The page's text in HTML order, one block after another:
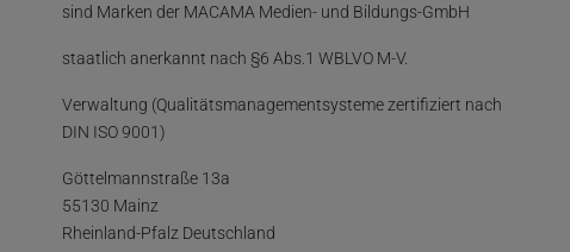
sind Marken der MACAMA Medien- und Bildungs-GmbH
staatlich anerkannt nach §6 Abs.1 WBLVO M-V.
Verwaltung (Qualitätsmanagementsysteme zertifiziert nach
DIN ISO 9001)
Göttelmannstraße 13a
55130 Mainz
Rheinland-Pfalz Deutschland